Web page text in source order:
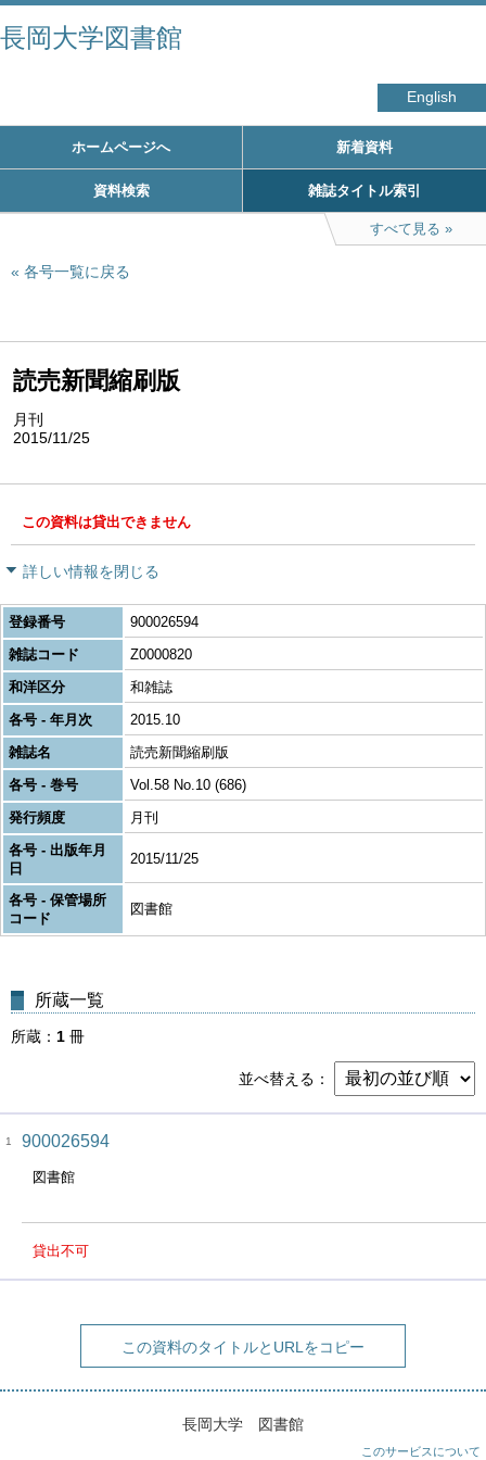
長岡大学図書館
English
ホームページへ 新着資料
資料検索 雑誌タイトル索引
すべて見る
各号一覧に戻る
読売新聞縮刷版
月刊
2015/11/25
この資料は貸出できません
詳しい情報を閉じる
登録番号
900026594
雑誌コード
Z0000820
和洋区分
和雑誌
各号 - 年月次
2015.10
雑誌名
読売新聞縮刷版
各号 - 巻号
Vol.58 No.10 (686)
発行頻度
月刊
各号 - 出版年月
日
2015/11/25
各号 - 保管場所
コード
図書館
所蔵一覧
所蔵 1 冊
並べ替える
1 900026594
図書館
貸出不可
この資料のタイトルとURLをコピー
長岡大学 図書館
このサービスについて